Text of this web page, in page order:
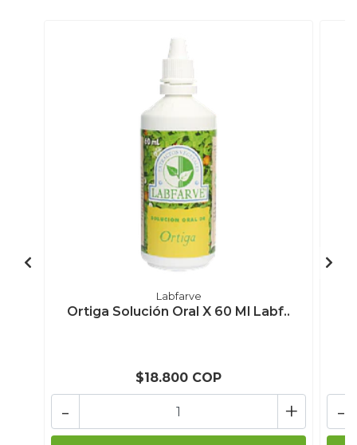
Labfarve
Ortiga Solución Oral X 60 Ml Labf..
$18.800 COP
+
- -